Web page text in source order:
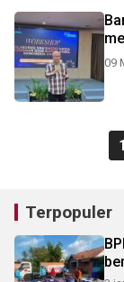
09
1
Terpopuler